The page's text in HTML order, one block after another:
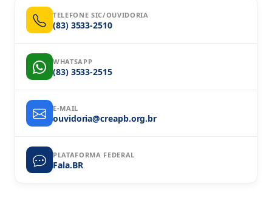
TELEFONE SIC/OUVIDORIA
(83) 3533-2510
WHATSAPP
(83) 3533-2515
E-MAIL
ouvidoria@creapb.org.br
PLATAFORMA FEDERAL
Fala.BR